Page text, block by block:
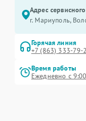
Адрес
г. Мариуполь,
Горячая линия
+7 (863) 333-79-
Время работы
Ежедневно с